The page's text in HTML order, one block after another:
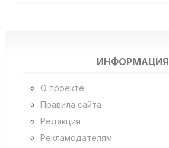
ИНФОРМАЦИЯ
О проекте
Правила сайта
Редакция
Рекламодателям